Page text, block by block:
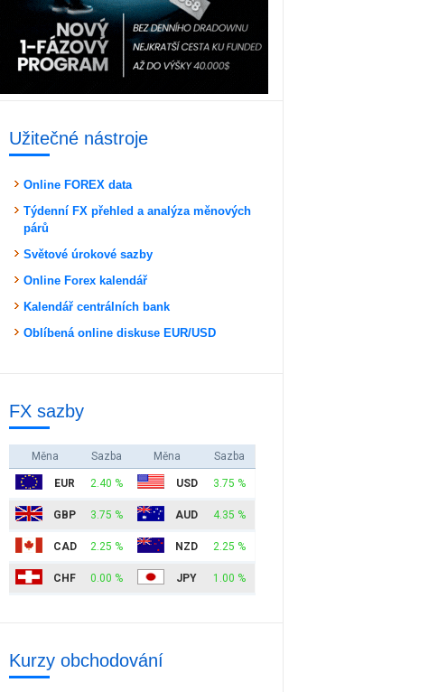
Užitečné nástroje
Online FOREX data
Týdenní FX přehled a analýza měnových
párů
Světové úrokové sazby
Online Forex kalendář
Kalendář centrálních bank
Oblíbená online diskuse EUR/USD
FX sazby
Měna Sazba Měna Sazba
EUR 2.40 % USD 3.75 %
GBP 3.75 % AUD 4.35 %
CAD 2.25 % NZD 2.25 %
CHF 0.00 % JPY 1.00 %
Kurzy obchodování